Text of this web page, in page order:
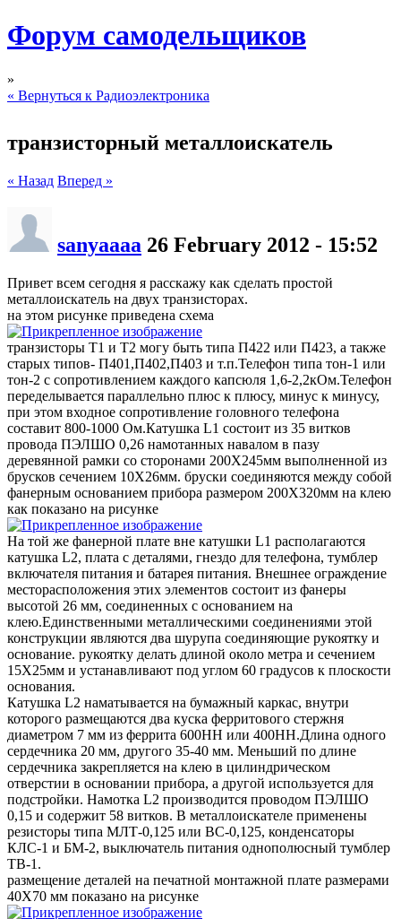
Форум самодельщиков
»
« Вернуться к Радиоэлектроника
транзисторный металлоискатель
« Назад Вперед »
sanyaaaa 26 February 2012 - 15:52
Привет всем сегодня я расскажу как сделать простой
металлоискатель на двух транзисторах.
на этом рисунке приведена схема
транзисторы Т1 и Т2 могу быть типа П422 или П423, а также
старых типов- П401,П402,П403 и т.п.Телефон типа тон-1 или
тон-2 с сопротивлением каждого капсюля 1,6-2,2кОм.Телефон
переделывается параллельно плюс к плюсу, минус к минусу,
при этом входное сопротивление головного телефона
составит 800-1000 Ом.Катушка L1 состоит из 35 витков
провода ПЭЛШО 0,26 намотанных навалом в пазу
деревянной рамки со сторонами 200Х245мм выполненной из
брусков сечением 10Х26мм. бруски соединяются между собой
фанерным основанием прибора размером 200Х320мм на клею
как показано на рисунке
На той же фанерной плате вне катушки L1 располагаются
катушка L2, плата с деталями, гнездо для телефона, тумблер
включателя питания и батарея питания. Внешнее ограждение
месторасположения этих элементов состоит из фанеры
высотой 26 мм, соединенных с основанием на
клею.Единственными металлическими соединениями этой
конструкции являются два шурупа соединяющие рукоятку и
основание. рукоятку делать длиной около метра и сечением
15Х25мм и устанавливают под углом 60 градусов к плоскости
основания.
Катушка L2 наматывается на бумажный каркас, внутри
которого размещаются два куска ферритового стержня
диаметром 7 мм из феррита 600НН или 400НН.Длина одного
сердечника 20 мм, другого 35-40 мм. Меньший по длине
сердечника закрепляется на клею в цилиндрическом
отверстии в основании прибора, а другой используется для
подстройки. Намотка L2 производится проводом ПЭЛШО
0,15 и содержит 58 витков. В металлоискателе применены
резисторы типа МЛТ-0,125 или ВС-0,125, конденсаторы
КЛС-1 и БМ-2, выключатель питания однополюсный тумблер
ТВ-1.
размещение деталей на печатной монтажной плате размерами
40Х70 мм показано на рисунке